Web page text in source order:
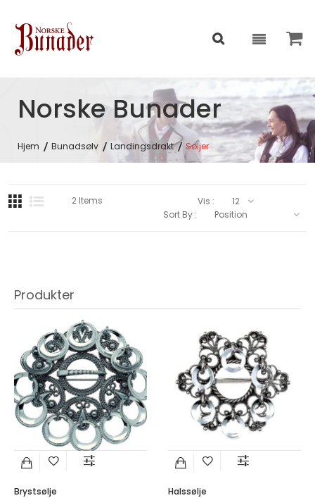
Norske Bunader
Hjem Bunadsølv Landingsdrakt Søljer
Produkter
Brystsølje Halssølje
2Items
Vis :
Sort By :